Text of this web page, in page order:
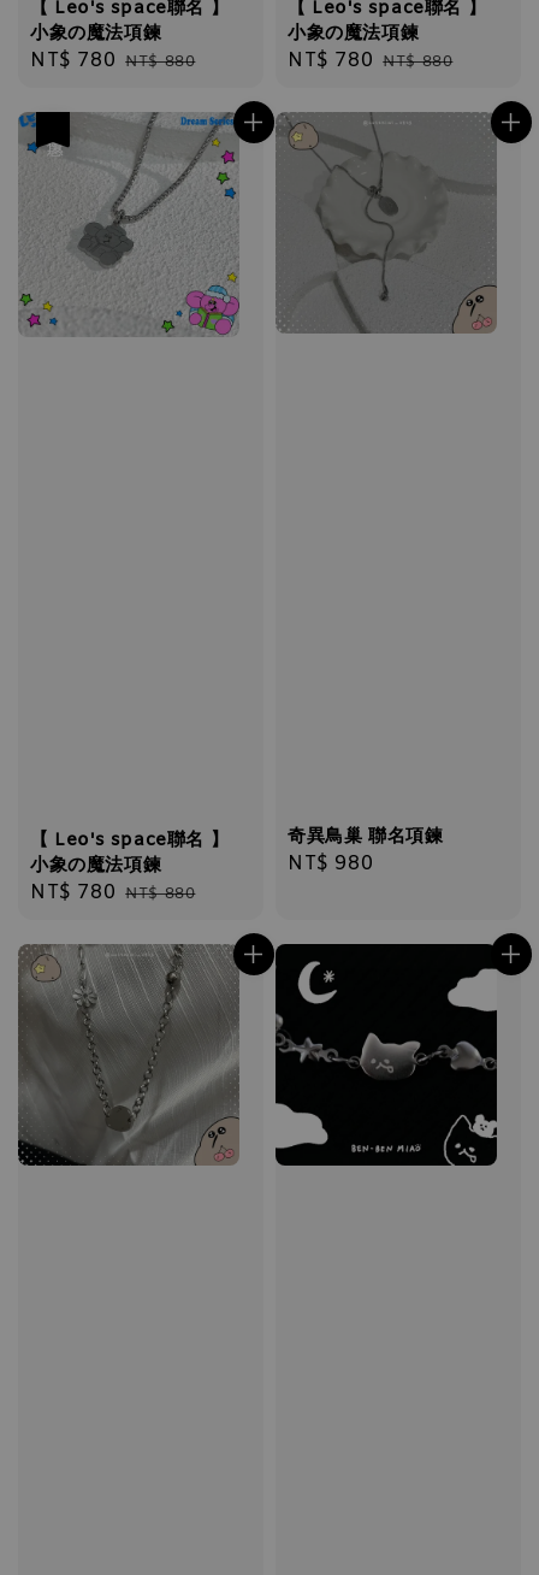
【 Leo's space聯名 】
小象の魔法項鍊
Sale
NT$ 780 Regular
NT$ 880
【 Leo's space聯名 】
小象の魔法項鍊
Sale
NT$ 780 Regular
NT$ 880
【 Leo's space聯名 】
小象の魔法項鍊
Sale
NT$ 780 Regular
NT$ 880
奇異鳥巢 聯名項鍊
Regular
NT$ 980